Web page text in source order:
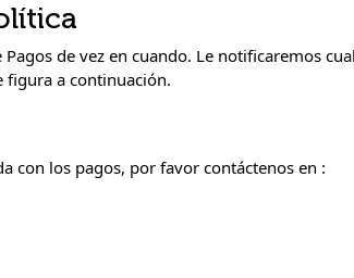
de vez en cuando. Le notificaremos
figura a continuación.
con los pagos, por favor contáctenos en :